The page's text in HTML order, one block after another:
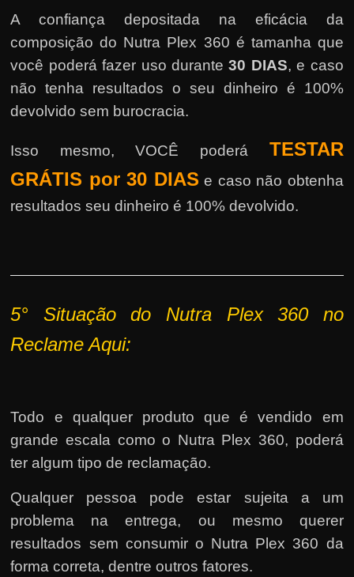
A confiança depositada na eficácia da
composição do Nutra Plex 360 é tamanha que
você poderá fazer uso durante30 DIAS, e caso
não tenha resultados o seu dinheiro é 100%
devolvido sem burocracia.
Isso mesmo, VOCÊ poderá
TESTAR
GRÁTIS por 30 DIAS e caso não obtenha
resultados seu dinheiro é 100% devolvido.
5° Situação do Nutra Plex 360 no
Reclame Aqui:
Todo e qualquer produto que é vendido em
grande escala como o Nutra Plex 360, poderá
ter algum tipo de reclamação.
Qualquer pessoa pode estar sujeita a um
problema na entrega, ou mesmo querer
resultados sem consumir o Nutra Plex 360 da
forma correta, dentre outros fatores.